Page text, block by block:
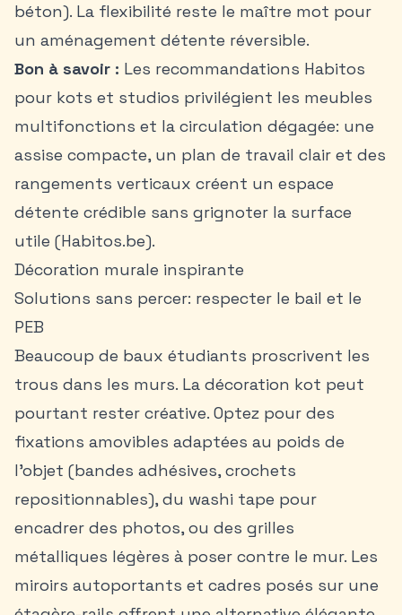
béton). La flexibilité reste le maître mot pour
un aménagement détente réversible.
Bon à savoir : Les recommandations Habitos
pour kots et studios privilégient les meubles
multifonctions et la circulation dégagée: une
assise compacte, un plan de travail clair et des
rangements verticaux créent un espace
détente crédible sans grignoter la surface
utile (Habitos.be).
Décoration murale inspirante
Solutions sans percer: respecter le bail et le
PEB
Beaucoup de baux étudiants proscrivent les
trous dans les murs. La décoration kot peut
pourtant rester créative. Optez pour des
fixations amovibles adaptées au poids de
l’objet (bandes adhésives, crochets
repositionnables), du washi tape pour
encadrer des photos, ou des grilles
métalliques légères à poser contre le mur. Les
miroirs autoportants et cadres posés sur une